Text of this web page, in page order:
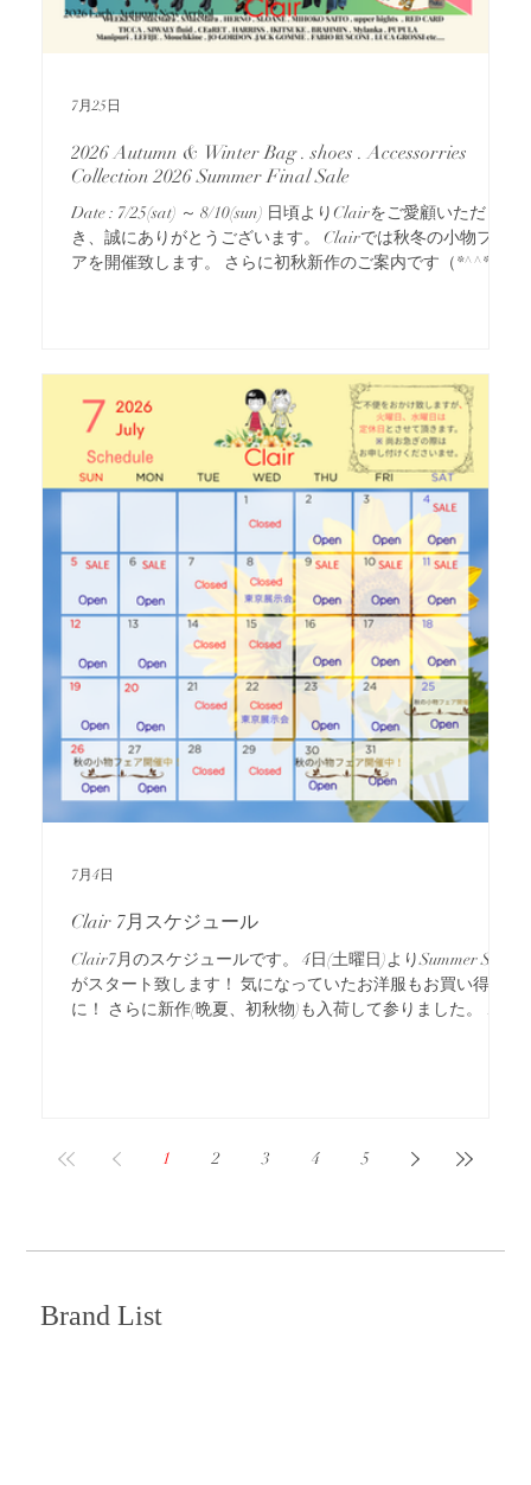
2026 Autumn & Winter Bag . shoes . Accessorries
Collection 2026 Summer Final Sale
Date : 7/25(sat) ～ 8/10(sun) 日頃よりClairをご愛顧いただ
き、誠にありがとうございます。 Clairでは秋冬の小物フェ
アを開催致します。 さらに初秋新作のご案内です（*^^*）
フ。 ラガーシャツ、ボータイブラウスなど一枚で楽しめる
新作が入荷中！ 2026夏物最終セールのご案内！ 50%off
40%off 30%off この機会にぜひご来店お待ちしております！
長岡まつり閉店時間のお知らせ （8月/1日(土) 17:00 2日(日)3
日(月)16:00で閉店させて頂きますm(__)m） 長岡市城内町3-
893-36 TEL0258-35-9906 https://www.clair-clair.jp 営業時間
10:30～19:00 定休日火曜日 水曜日
7月25日
Clair 7月スケジュール
Clair7月のスケジュールです。 4日(土曜日)よりSummer Sale
がスタート致します！ 気になっていたお洋服もお買い得
に！ さらに新作(晩夏、初秋物)も入荷して参りました。 併
7月4日
1 2 3 4 5
Brand List